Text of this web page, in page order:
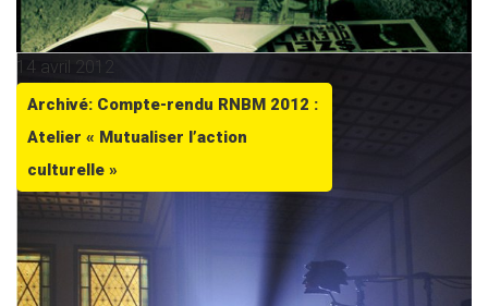
14 avril 2012
Archivé: Compte-rendu RNBM 2012 :
Atelier « Mutualiser l’action
culturelle »